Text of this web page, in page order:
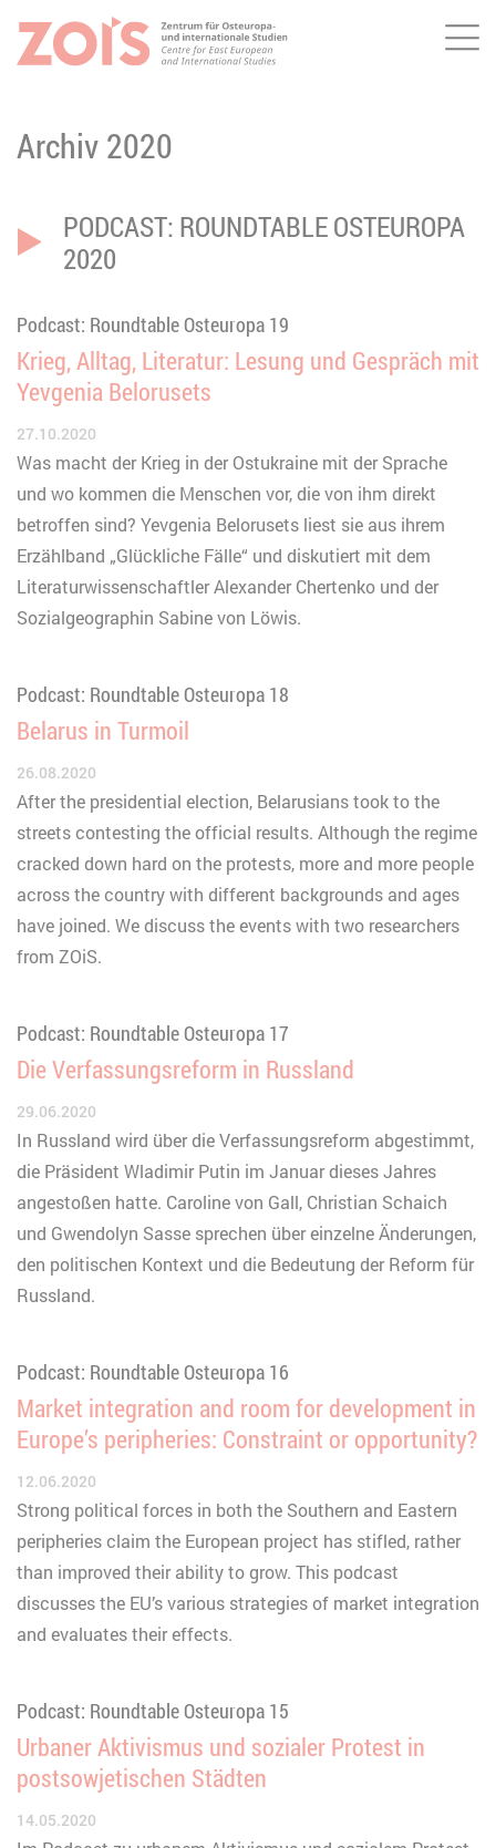
ZUM HAUPTINHALT SPRINGEN
ZUR SUCHE SPRINGEN
Archiv 2020
PODCAST: ROUNDTABLE OSTEUROPA
2020
Podcast: Roundtable Osteuropa 19
Krieg, Alltag, Literatur: Lesung und Gespräch mit
Yevgenia Belorusets
27.10.2020
Was macht der Krieg in der Ostukraine mit der Sprache
und wo kommen die Menschen vor, die von ihm direkt
betroffen sind? Yevgenia Belorusets liest sie aus ihrem
Erzählband „Glückliche Fälle“ und diskutiert mit dem
Literaturwissenschaftler Alexander Chertenko und der
Sozialgeographin Sabine von Löwis.
Podcast: Roundtable Osteuropa 18
Belarus in Turmoil
26.08.2020
After the presidential election, Belarusians took to the
streets contesting the official results. Although the regime
cracked down hard on the protests, more and more people
across the country with different backgrounds and ages
have joined. We discuss the events with two researchers
from ZOiS.
Podcast: Roundtable Osteuropa 17
Die Verfassungsreform in Russland
29.06.2020
In Russland wird über die Verfassungsreform abgestimmt,
die Präsident Wladimir Putin im Januar dieses Jahres
angestoßen hatte. Caroline von Gall, Christian Schaich
und Gwendolyn Sasse sprechen über einzelne Änderungen,
den politischen Kontext und die Bedeutung der Reform für
Russland.
Podcast: Roundtable Osteuropa 16
Market integration and room for development in
Europe’s peripheries: Constraint or opportunity?
12.06.2020
Strong political forces in both the Southern and Eastern
peripheries claim the European project has stifled, rather
than improved their ability to grow. This podcast
discusses the EU’s various strategies of market integration
and evaluates their effects.
Podcast: Roundtable Osteuropa 15
Urbaner Aktivismus und sozialer Protest in
postsowjetischen Städten
14.05.2020